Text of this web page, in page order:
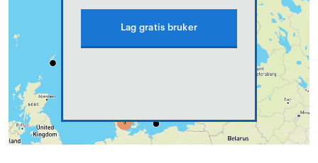
Lag gratis bruker